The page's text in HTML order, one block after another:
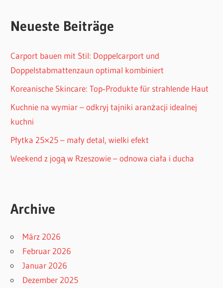
Neueste Beiträge
Carport bauen mit Stil: Doppelcarport und
Doppelstabmattenzaun optimal kombiniert
Koreanische Skincare: Top‑Produkte für strahlende Haut
Kuchnie na wymiar – odkryj tajniki aranżacji idealnej
kuchni
Płytka 25×25 – mały detal, wielki efekt
Weekend z jogą w Rzeszowie – odnowa ciała i ducha
Archive
März 2026
Februar 2026
Januar 2026
Dezember 2025